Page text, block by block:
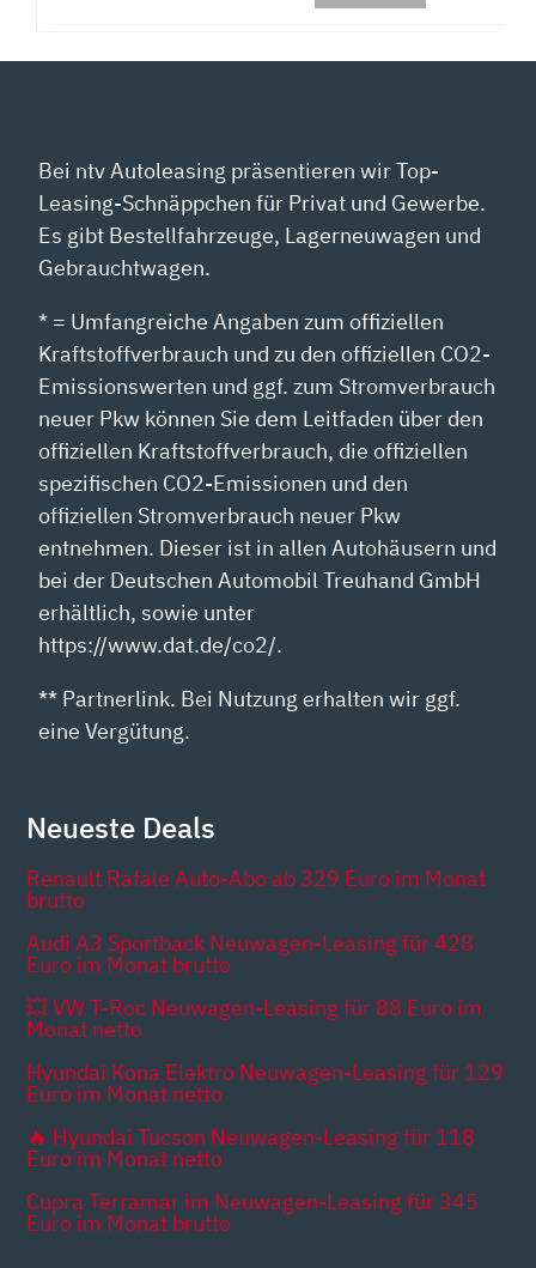
Bei ntv Autoleasing präsentieren wir Top-
Leasing-Schnäppchen für Privat und Gewerbe.
Es gibt Bestellfahrzeuge, Lagerneuwagen und
Gebrauchtwagen.
* = Umfangreiche Angaben zum offiziellen
Kraftstoffverbrauch und zu den offiziellen CO2-
Emissionswerten und ggf. zum Stromverbrauch
neuer Pkw können Sie dem Leitfaden über den
offiziellen Kraftstoffverbrauch, die offiziellen
spezifischen CO2-Emissionen und den
offiziellen Stromverbrauch neuer Pkw
entnehmen. Dieser ist in allen Autohäusern und
bei der Deutschen Automobil Treuhand GmbH
erhältlich, sowie unter
https://www.dat.de/co2/.
** Partnerlink. Bei Nutzung erhalten wir ggf.
eine Vergütung.
Neueste Deals
Renault Rafale Auto-Abo ab 329 Euro im Monat
brutto
Audi A3 Sportback Neuwagen-Leasing für 428
Euro im Monat brutto
💥 VW T-Roc Neuwagen-Leasing für 88 Euro im
Monat netto
Hyundai Kona Elektro Neuwagen-Leasing für 129
Euro im Monat netto
🔥 Hyundai Tucson Neuwagen-Leasing für 118
Euro im Monat netto
Cupra Terramar im Neuwagen-Leasing für 345
Euro im Monat brutto